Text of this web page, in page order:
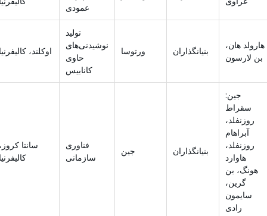
عمودی
هارولد هان،
بن لارسون
بنیانگذاران ورتوسا
تولید
نوشیدنی‌های
حاوی
کانابیس
اوکلند،
جین:
سقراط
روزنفلد،
آبراهام
روزنفلد،
هاوارد
هونگ، بن
گرین،
سایمون
رادی
بنیانگذاران جین
فناوری
سازمانی
سانتا